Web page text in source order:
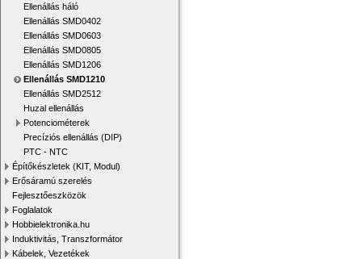
Ellenállás háló
Ellenállás SMD0402
Ellenállás SMD0603
Ellenállás SMD0805
Ellenállás SMD1206
Ellenállás SMD1210
Ellenállás SMD2512
Huzal ellenállás
Potenciométerek
Precíziós ellenállás (DIP)
PTC - NTC
Építőkészletek (KIT, Modul)
Erősáramú szerelés
Fejlesztőeszközök
Foglalatok
Hobbielektronika.hu
Induktivitás, Transzformátor
Kábelek, Vezetékek